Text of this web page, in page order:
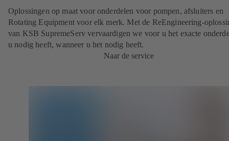
Oplossingen op maat voor onderdelen voor pompen, afsluiters en
Rotating Equipment voor elk merk. Met de ReEngineering-
van KSB SupremeServ vervaardigen we voor u het exacte
u nodig heeft, wanneer u het nodig heeft.
Naar de service